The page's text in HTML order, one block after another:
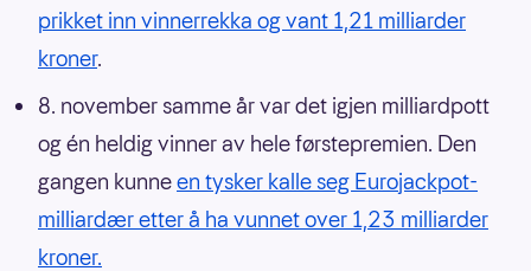
prikket inn vinnerrekka og vant 1,21 milliarder
kroner.
8. november samme år var det igjen milliardpott
og én heldig vinner av hele førstepremien. Den
gangen kunneen tysker kalle seg Eurojackpot-
milliardær etter å ha vunnet over 1,23 milliarder
kroner.